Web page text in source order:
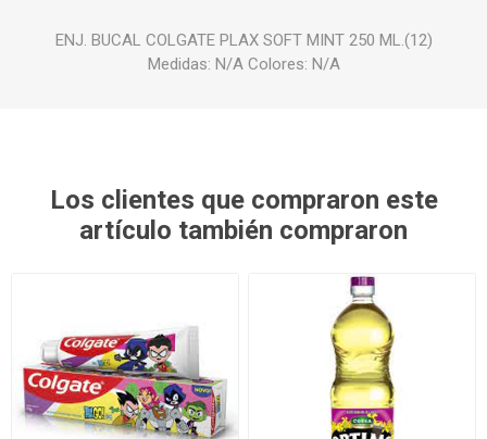
ENJ. BUCAL COLGATE PLAX SOFT MINT 250 ML.(12)
Medidas: N/A Colores: N/A
Los clientes que compraron este
artículo también compraron